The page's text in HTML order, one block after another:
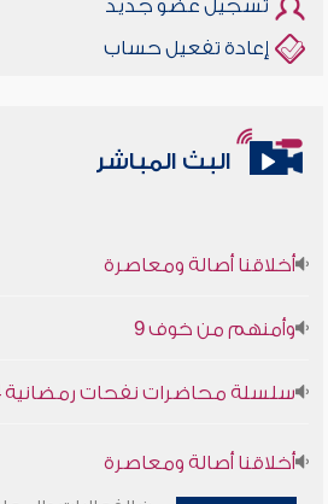
تسجيل عضو جديد
إعادة تفعيل حساب
البث المباشر
أخلاقنا أصالة ومعاصرة
وأمنهم من خوف 9
سلسلة محاضرات نفحات رمضانية 1444هـ
أخلاقنا أصالة ومعاصرة